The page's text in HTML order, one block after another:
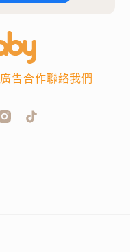
廣告合作聯絡我們